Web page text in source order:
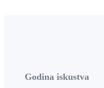
Godina iskustva